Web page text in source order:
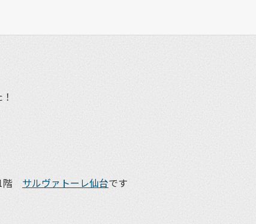
階 サルヴァトーレ仙台です